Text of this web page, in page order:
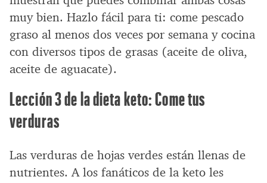
muy bien. Hazlo fácil para ti: come pescado
graso al menos dos veces por semana y cocina
con diversos tipos de grasas (aceite de oliva,
aceite de aguacate).
Lección 3 de la dieta keto: Come tus
verduras
Las verduras de hojas verdes están llenas de
nutrientes. A los fanáticos de la keto les